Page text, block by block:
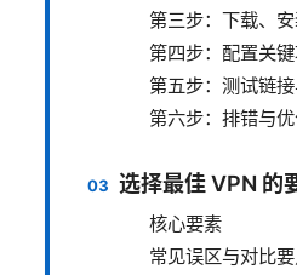
第三步：下载、
第四步：配置关
第五步：测试链
第六步：排错与
选择最佳 VPN 的
核心要素
常见误区与对比